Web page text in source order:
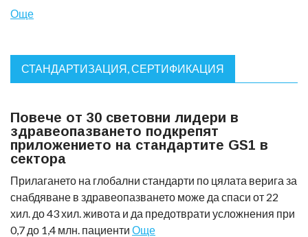
Още
СТАНДАРТИЗАЦИЯ, СЕРТИФИКАЦИЯ
Повече от 30 световни лидери в
здравеопазването подкрепят
приложението на стандартите GS1 в
сектора
Прилагането на глобални стандарти по цялата верига за
снабдяване в здравеопазването може да спаси от 22
хил. до 43 хил. живота и да предотврати усложнения при
0,7 до 1,4 млн. пациенти Още